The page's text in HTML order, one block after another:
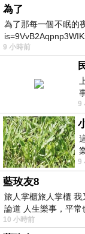
為了
為了那每一個不眠的
9 小時前
9
9
藍玫友8
旅人掌櫃旅人掌櫃
論道 人生樂事，平
10 小時前